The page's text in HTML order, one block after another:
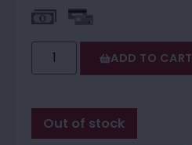
ADD TO CART
Out of stock